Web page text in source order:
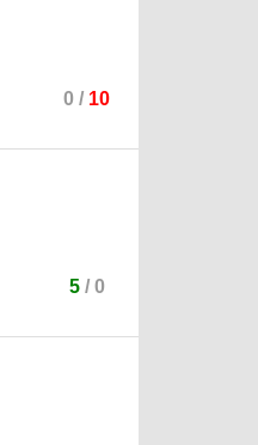
0 / 10
5/ 0